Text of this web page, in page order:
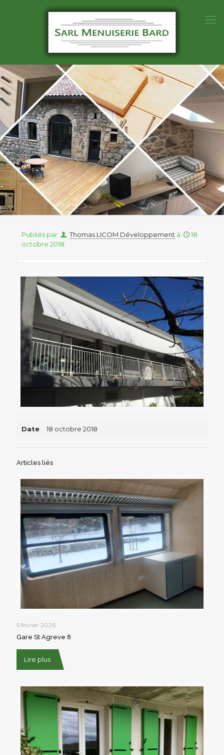
Publiés par Thomas LICOM Développement à
18
octobre 2018
Date 18 octobre 2018
Articles liés
5 février 2026
Gare St Agreve 8
Lire plus